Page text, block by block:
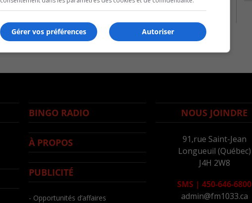
BINGO RADIO
À PROPOS
PUBLICITÉ
- Opportunités d’affaires
NOUS JOINDRE
91,rue Saint-Jean
Longueuil (Québec)
J4H 2W8
SMS | 450-646-6800
admin@fm1033.ca
Autoriser
Gérer vos préférences